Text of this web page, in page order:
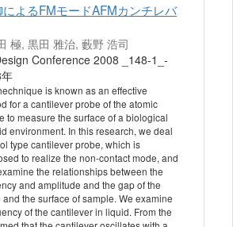
よるFMモードAFMカンチレバ
極, 黒田 雅治, 藪野 浩司
Conference 2008 _148-1_-
is known as an effective
for a cantilever probe of the atomic
to measure the surface of a biological
environment. In this research, we deal
type cantilever probe, which is
to realize the non-contact mode, and
the relationships between the
and amplitude and the gap of the
the surface of sample. We examine
of the cantilever in liquid. From the